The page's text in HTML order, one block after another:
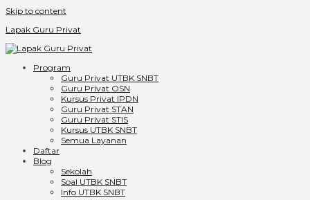
Skip to content
Lapak Guru Privat
Program
Guru Privat UTBK SNBT
Guru Privat OSN
Kursus Privat IPDN
Guru Privat STAN
Guru Privat STIS
Kursus UTBK SNBT
Semua Layanan
Daftar
Blog
Sekolah
Soal UTBK SNBT
Info UTBK SNBT